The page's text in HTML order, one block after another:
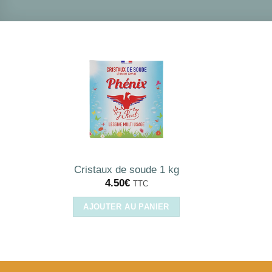
Cristaux de soude 1 kg
4.50€ TTC
AJOUTER AU PANIER